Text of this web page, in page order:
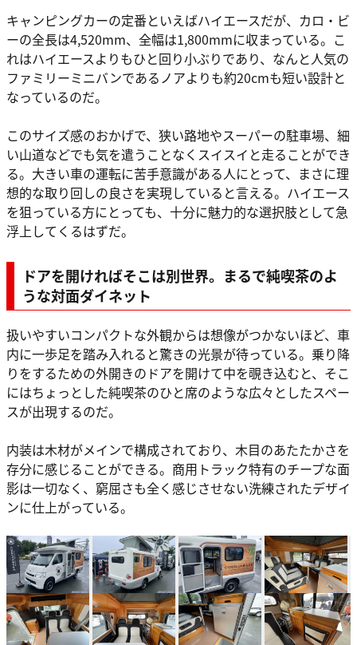
キャンピングカーの定番といえばハイエースだが、カロ・ビ
ーの全長は4,520mm、全幅は1,800mmに収まっている。こ
れはハイエースよりもひと回り小ぶりであり、なんと人気の
ファミリーミニバンであるノアよりも約20cmも短い設計と
なっているのだ。
このサイズ感のおかげで、狭い路地やスーパーの駐車場、細
い山道などでも気を遣うことなくスイスイと走ることができ
る。大きい車の運転に苦手意識がある人にとって、まさに理
想的な取り回しの良さを実現していると言える。ハイエース
を狙っている方にとっても、十分に魅力的な選択肢として急
浮上してくるはずだ。
ドアを開ければそこは別世界。まるで純喫茶のよ
うな対面ダイネット
扱いやすいコンパクトな外観からは想像がつかないほど、車
内に一歩足を踏み入れると驚きの光景が待っている。乗り降
りをするための外開きのドアを開けて中を覗き込むと、そこ
にはちょっとした純喫茶のひと席のような広々としたスペー
スが出現するのだ。
内装は木材がメインで構成されており、木目のあたたかさを
存分に感じることができる。商用トラック特有のチープな面
影は一切なく、窮屈さも全く感じさせない洗練されたデザイ
ンに仕上がっている。